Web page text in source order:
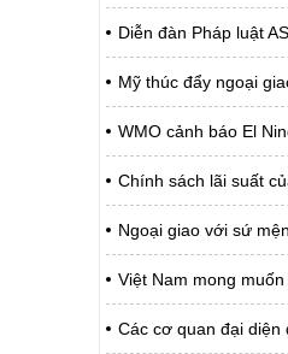
Diễn đàn Pháp luật
Mỹ thúc đẩy ngoại
WMO cảnh báo El
Chính sách lãi suất
Ngoại giao với sứ
Việt Nam mong
Các cơ quan đại diện